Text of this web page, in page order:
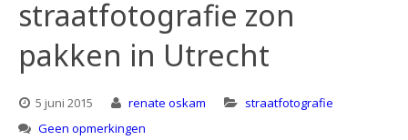
straatfotografie zon
pakken in Utrecht
5 juni 2015 renate oskam
straatfotografie
Geen opmerkingen